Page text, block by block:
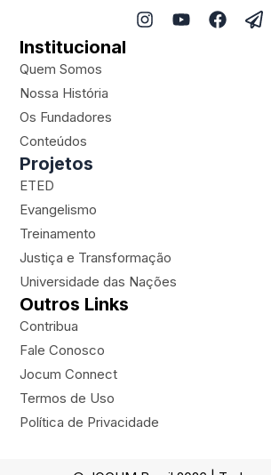
I
n
Y
o
F
a
P
a
Institucional
Quem Somos
Nossa História
Os Fundadores
Conteúdos
Projetos
ETED
Evangelismo
Treinamento
Justiça e Transformação
Universidade das Nações
Outros Links
Contribua
Fale Conosco
Jocum Connect
Termos de Uso
Política de Privacidade